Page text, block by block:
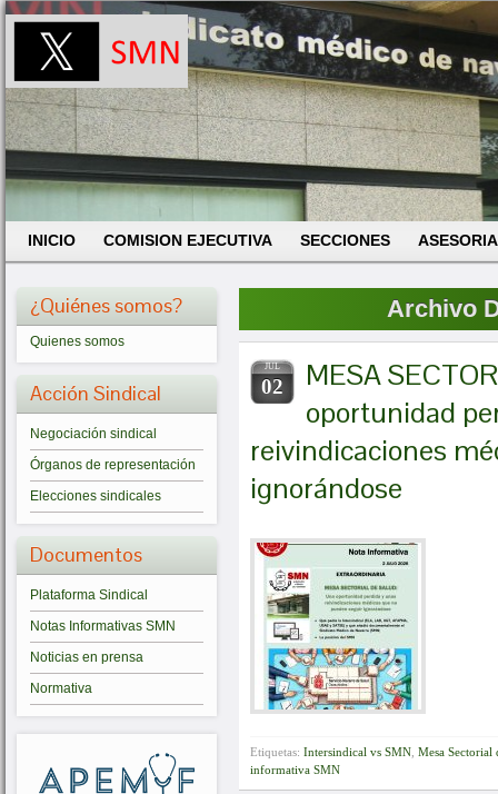
INICIO COMISION EJECUTIVA SECCIONES
¿Quiénes somos?
Quienes somos
Acción Sindical
Negociación sindical
Órganos de representación
Elecciones sindicales
Documentos
Plataforma Sindical
Notas Informativas SMN
Noticias en prensa
Normativa
Archivo
JUL
02
MESA
oportunidad
reivindicaciones
ignorándose
Etiquetas: Intersindical vs SMN Mesa Sectorial
informativa SMN